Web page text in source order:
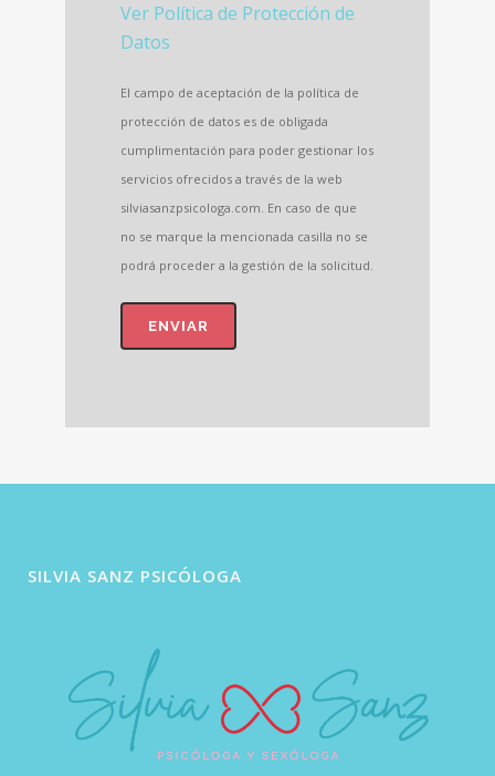
Ver Política de Protección de
Datos
El campo de aceptación de la política de
protección de datos es de obligada
cumplimentación para poder gestionar los
servicios ofrecidos a través de la web
silviasanzpsicologa.com. En caso de que
no se marque la mencionada casilla no se
podrá proceder a la gestión de la solicitud.
SILVIA SANZ PSICÓLOGA